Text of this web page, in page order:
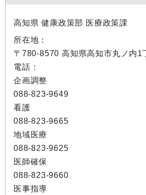
高知県 健康政策部 医療政策課
所在地：
〒780-8570 高知県高知市丸ノ内1
電話：
企画調整
088-823-9649
看護
088-823-9665
地域医療
088-823-9625
医師確保
088-823-9660
医事指導